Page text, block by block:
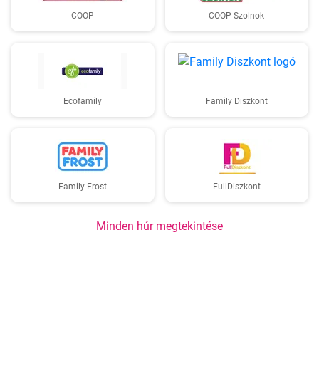
COOP COOP Szolnok
Ecofamily Family Diszkont
Family Frost FullDiszkont
Minden húr megtekintése